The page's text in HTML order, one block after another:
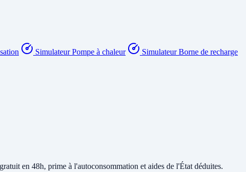
Simulateur Pompe à chaleur
Simulateur Borne de recharge
en 48h, prime à l'autoconsommation et aides de l'État déduites.